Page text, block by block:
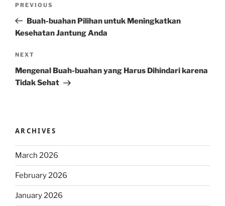
Previous
Post
PREVIOUS
Buah-buahan Pilihan untuk Meningkatkan
Kesehatan Jantung Anda
Next
Post
NEXT
Mengenal Buah-buahan yang Harus Dihindari karena
Tidak Sehat
ARCHIVES
March 2026
February 2026
January 2026